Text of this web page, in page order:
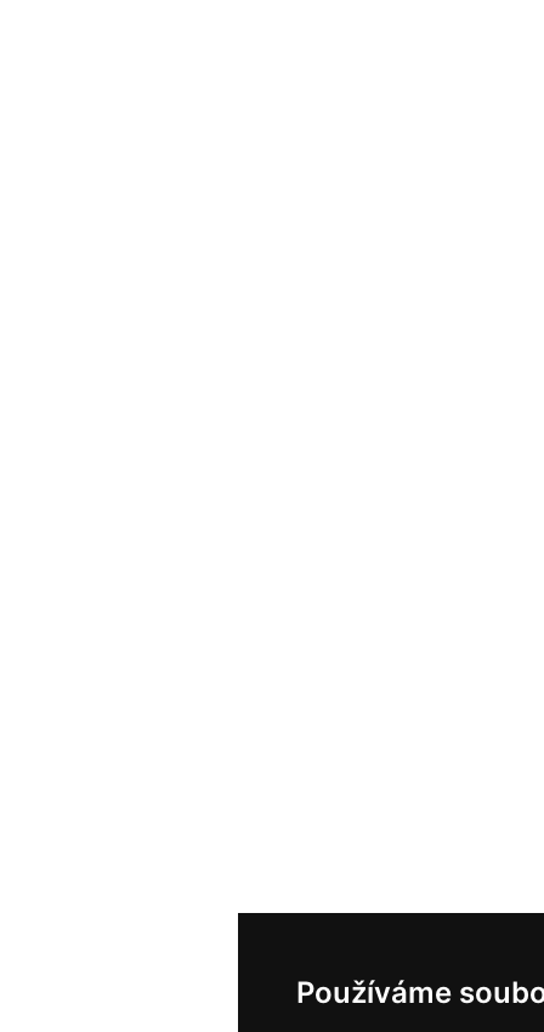
Používáme